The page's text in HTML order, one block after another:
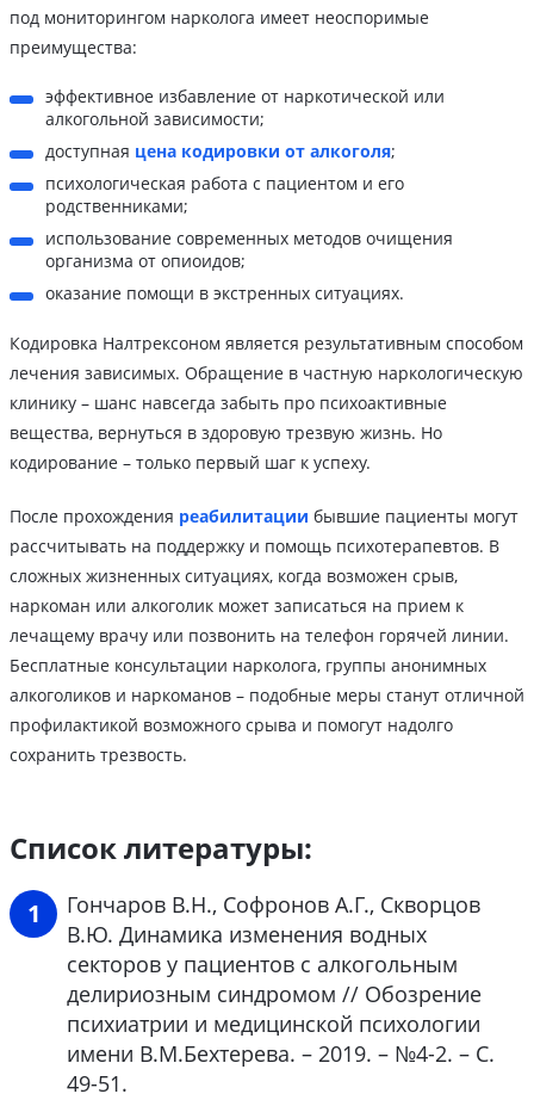
под мониторингом нарколога имеет неоспоримые
преимущества:
эффективное избавление от наркотической или
алкогольной зависимости;
доступная цена кодировки от алкоголя;
психологическая работа с пациентом и его
родственниками;
использование современных методов очищения
организма от опиоидов;
оказание помощи в экстренных ситуациях.
Кодировка Налтрексоном является результативным способом
лечения зависимых. Обращение в частную наркологическую
клинику – шанс навсегда забыть про психоактивные
вещества, вернуться в здоровую трезвую жизнь. Но
кодирование – только первый шаг к успеху.
После прохождения реабилитации бывшие пациенты могут
рассчитывать на поддержку и помощь психотерапевтов. В
сложных жизненных ситуациях, когда возможен срыв,
наркоман или алкоголик может записаться на прием к
лечащему врачу или позвонить на телефон горячей линии.
Бесплатные консультации нарколога, группы анонимных
алкоголиков и наркоманов – подобные меры станут отличной
профилактикой возможного срыва и помогут надолго
сохранить трезвость.
Список литературы:
Гончаров В.Н., Софронов А.Г., Скворцов
В.Ю. Динамика изменения водных
секторов у пациентов с алкогольным
делириозным синдромом // Обозрение
психиатрии и медицинской психологии
имени В.М.Бехтерева. – 2019. – №4-2. – С.
49-51.